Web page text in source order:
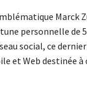
Marck
personnelle de
social, ce
et Web destinée